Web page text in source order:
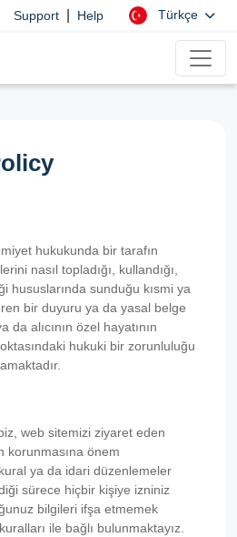
Support Help Türkçe
hukukunda bir tarafın
nasıl topladığı, kullandığı,
hususlarında sunduğu kısmi ya
bir duyuru ya da yasal belge
alıcının özel hayatının
hukuki bir zorunluluğu
web sitemizi ziyaret eden
korunmasına önem
ya da idari düzenlemeler
sürece hiçbir kişiye izniniz
bilgileri ifşa etmemek
ile bağlı bulunmaktayız.